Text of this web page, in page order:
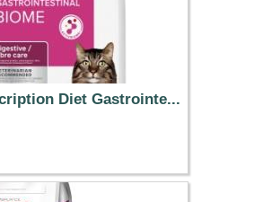
Diet Gastrointe...
29.49 €